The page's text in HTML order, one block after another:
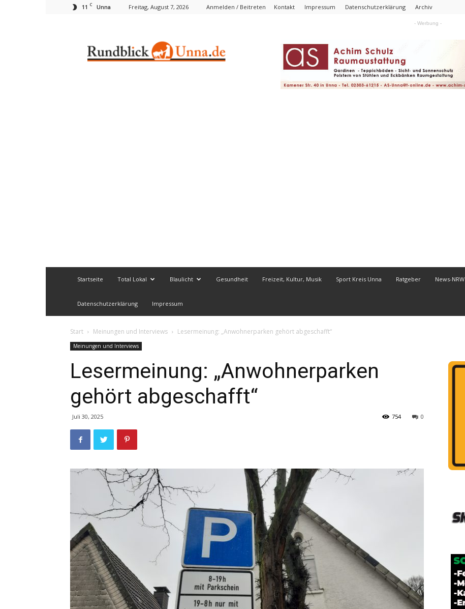
11 C Unna Freitag, August 7, 2026 Anmelden / Beitreten Kontakt Impressum Datenschutzerklärung Archiv
- Werbung -
Startseite Total Lokal Blaulicht Gesundheit Freizeit, Kultur, Musik Sport Kreis Unna Ratgeber News-NRW
Datenschutzerklärung Impressum
Start Meinungen und Interviews Lesermeinung: „Anwohnerparken gehört abgeschafft“
Meinungen und Interviews
Lesermeinung: „Anwohnerparken
gehört abgeschafft“
Juli 30, 2025 0
754